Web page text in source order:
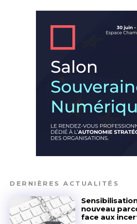
DERNIÈRES ACTUALITÉS
nouveau
face aux